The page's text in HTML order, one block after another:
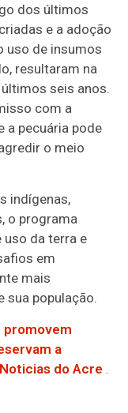
dos últimos
e a adoção
uso de insumos
resultaram na
seis anos.
com a
a pecuária pode
o meio
indígenas,
o programa
da terra e
em
mais
sua população.
promovem
a
Noticias do Acre .